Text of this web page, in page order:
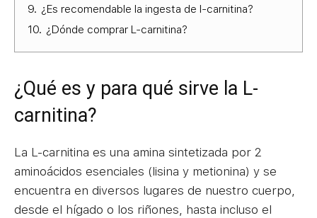
9. ¿Es recomendable la ingesta de l-carnitina?
10. ¿Dónde comprar L-carnitina?
¿Qué es y para qué sirve la L-
carnitina?
La L-carnitina es una amina sintetizada por 2
aminoácidos esenciales (lisina y metionina) y se
encuentra en diversos lugares de nuestro cuerpo,
desde el hígado o los riñones, hasta incluso el